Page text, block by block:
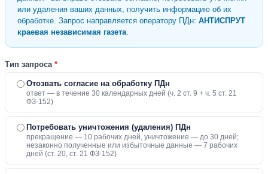
или удаления ваших данных, получить информацию об их
обработке. Запрос направляется оператору ПДн: АНТИСПРУТ
краевая независимая газета.
Тип запроса *
Отозвать согласие на обработку ПДн
ответ — в течение 30 календарных дней (ч. 2 ст. 9 + ч. 5 ст. 21
ФЗ-152)
Потребовать уничтожения (удаления) ПДн
прекращение — 10 рабочих дней, уничтожение — до 30 дней;
незаконно полученные или избыточные данные — 7 рабочих
дней (ст. 20, ст. 21 ФЗ-152)